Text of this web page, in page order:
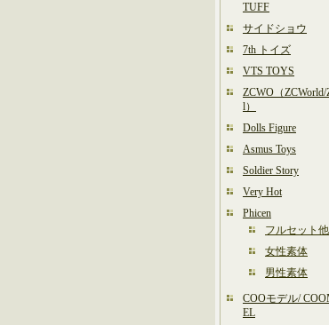
TUFF
サイドショウ
7th トイズ
VTS TOYS
ZCWO（
l）
Dolls Figure
Asmus Toys
Soldier Story
Very Hot
Phicen
フルセット他
女性素体
男性素体
COOモデル/
EL